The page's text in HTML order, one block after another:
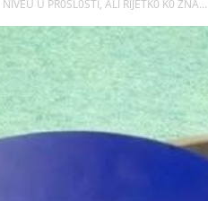
U PR0ŠL0STI, ALI RlJETK0 K0 ZNA...